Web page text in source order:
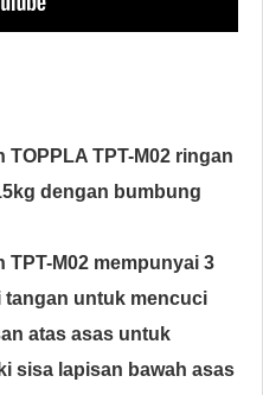
TPT-M02 ringan
dengan bumbung
M02 mempunyai 3
untuk mencuci
atas asas untuk
sisa lapisan bawah asas